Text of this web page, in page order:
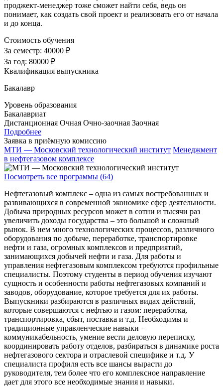
проджект-менеджер тоже сможет найти себя, ведь он
понимает, как создать свой проект и реализовать его от начала
и до конца.
Стоимость обучения
За семестр: 40000 ₽
За год: 80000 ₽
Квалификация выпускника
Бакалавр
Уровень образования
Бакалавриат
Дистанционная Очная Очно-заочная Заочная
Подробнее
Заявка в приёмную комиссию
МТИ — Московский технологический институт Менеджмент
в нефтегазовом комплексе
Посмотреть все программы (64)
Нефтегазовый комплекс – одна из самых востребованных и
развивающихся в современной экономике сфер деятельности.
Добыча природных ресурсов может в сотни и тысячи раз
увеличить доходы государства – это большой и сложный
рынок. В нем много технологических процессов, различного
оборудования по добыче, переработке, транспортировке
нефти и газа, огромных комплексов и предприятий,
занимающихся добычей нефти и газа. Для работы и
управления нефтегазовым комплексом требуются профильные
специалисты. Поэтому студенты в период обучения изучают
сущность и особенности работы нефтегазовых компаний и
заводов, оборудование, которое требуется для их работы.
Выпускники разбираются в различных видах действий,
которые совершаются с нефтью и газом: переработка,
транспортировка, сбыт, поставка и т.д. Необходимы и
традиционные управленческие навыки –
коммуникабельность, умение вести деловую переписку,
координировать работу отделов, разбираться в динамике роста
нефтегазового сектора и отраслевой специфике и т.д. У
специалиста профиля есть все шансы вырасти до
руководителя, тем более что его комплексное направление
дает для этого все необходимые знания и навыки.